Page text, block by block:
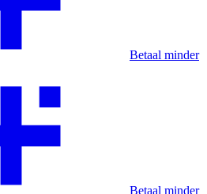
Betaal minder
Betaal minder